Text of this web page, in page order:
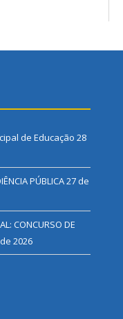
de Educação 28
PÚBLICA27 de
CONCURSO DE
2026